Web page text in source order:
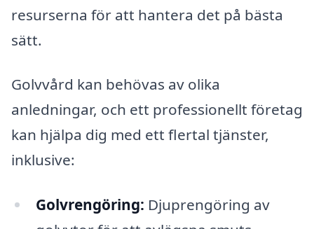
resurserna för att hantera det på bästa
sätt.
Golvvård kan behövas av olika
anledningar, och ett professionellt företag
kan hjälpa dig med ett flertal tjänster,
inklusive:
Golvrengöring: Djuprengöring av